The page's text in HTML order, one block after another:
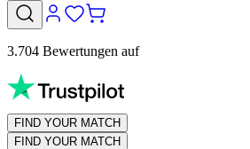
3.704 Bewertungen auf
FIND YOUR MATCH
FIND YOUR MATCH